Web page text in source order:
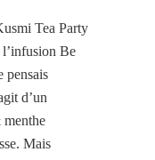
Tea Party
Be
pensais
d’un
menthe
Mais